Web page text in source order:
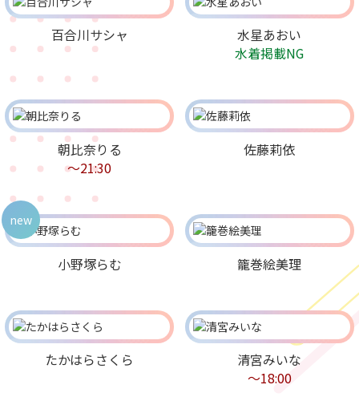
百合川サシャ
水星あおい
水着掲載NG
朝比奈りる
～21:30
佐藤莉依
小野塚らむ
new
籠巻絵美理
たかはらさくら
清宮みいな
～18:00